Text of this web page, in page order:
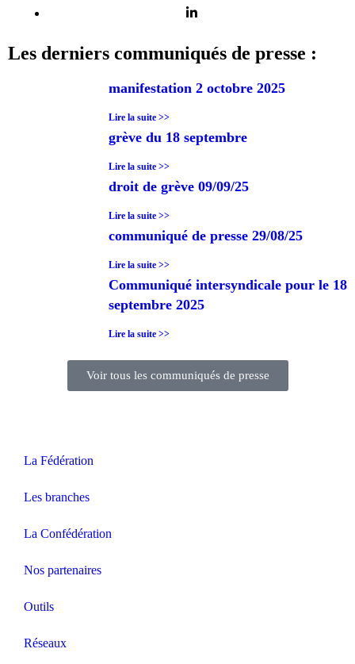
Les derniers communiqués de presse :
manifestation 2 octobre 2025
Lire la suite >>
grève du 18 septembre
Lire la suite >>
droit de grève 09/09/25
Lire la suite >>
communiqué de presse 29/08/25
Lire la suite >>
Communiqué intersyndicale pour le 18
septembre 2025
Lire la suite >>
Voir tous les communiqués de presse
La Fédération
Les branches
La Confédération
Nos partenaires
Outils
Réseaux